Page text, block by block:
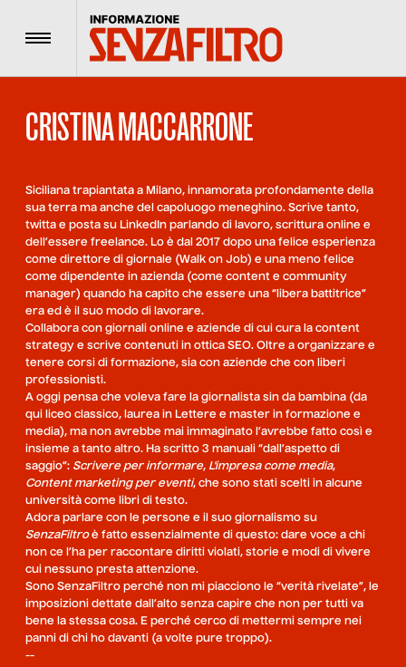
Menu
CRISTINA MACCARRONE
Siciliana trapiantata a Milano, innamorata profondamente della
sua terra ma anche del capoluogo meneghino. Scrive tanto,
twitta e posta su LinkedIn parlando di lavoro, scrittura online e
dell’essere freelance. Lo è dal 2017 dopo una felice esperienza
come direttore di giornale (Walk on Job) e una meno felice
come dipendente in azienda (come content e community
manager) quando ha capito che essere una “libera battitrice”
era ed è il suo modo di lavorare.
Collabora con giornali online e aziende di cui cura la content
strategy e scrive contenuti in ottica SEO. Oltre a organizzare e
tenere corsi di formazione, sia con aziende che con liberi
professionisti.
A oggi pensa che voleva fare la giornalista sin da bambina (da
qui liceo classico, laurea in Lettere e master in formazione e
media), ma non avrebbe mai immaginato l’avrebbe fatto così e
insieme a tanto altro. Ha scritto 3 manuali “dall’aspetto di
saggio”: Scrivere per informare, L'impresa come media,
Content marketing per eventi, che sono stati scelti in alcune
università come libri di testo.
Adora parlare con le persone e il suo giornalismo su
SenzaFiltroè fatto essenzialmente di questo: dare voce a chi
non ce l’ha per raccontare diritti violati, storie e modi di vivere
cui nessuno presta attenzione.
Sono SenzaFiltro perché non mi piacciono le “verità rivelate”, le
imposizioni dettate dall’alto senza capire che non per tutti va
bene la stessa cosa. E perché cerco di mettermi sempre nei
panni di chi ho davanti (a volte pure troppo).
--